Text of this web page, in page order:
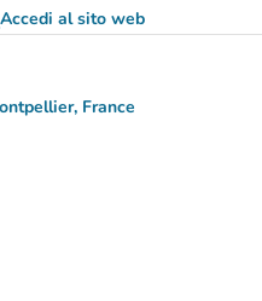
Accedi al sito web
(nuova scheda)
France
Maps)